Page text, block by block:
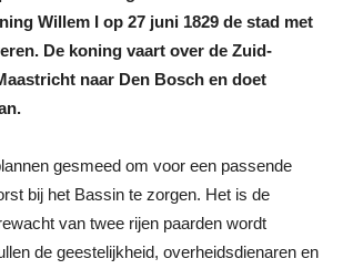
Willem I op 27 juni 1829 de stad met
De koning vaart over de Zuid-
naar Den Bosch en doet
gesmeed om voor een passende
bij het Bassin te zorgen. Het is de
van twee rijen paarden wordt
de geestelijkheid, overheidsdienaren en